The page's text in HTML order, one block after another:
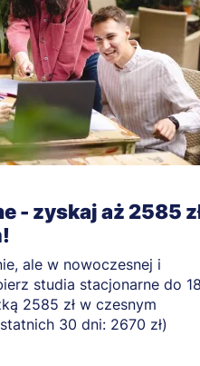
- zyskaj aż 2585
ale w nowoczesnej i
studia stacjonarne do 18
2585 zł w czesnym
30 dni: 2670 zł)